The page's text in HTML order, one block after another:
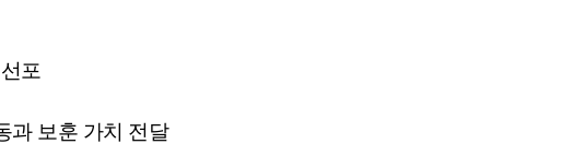
포
과 보훈 가치 전달